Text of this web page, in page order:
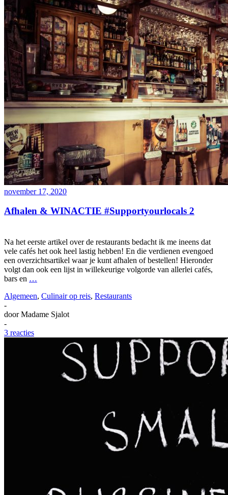
november 17, 2020
Afhalen & WINACTIE #Supportyourlocals 2
Na het eerste artikel over de restaurants bedacht ik me ineens dat
vele cafés het ook heel lastig hebben! En die verdienen evengoed
een overzichtsartikel waar je kunt afhalen of bestellen! Hieronder
volgt dan ook een lijst in willekeurige volgorde van allerlei cafés,
bars en …
Algemeen, Culinair op reis, Restaurants
-
doorMadame Sjalot
-
3 reacties